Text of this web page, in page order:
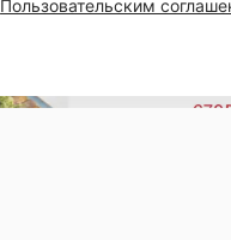
Пользовательским